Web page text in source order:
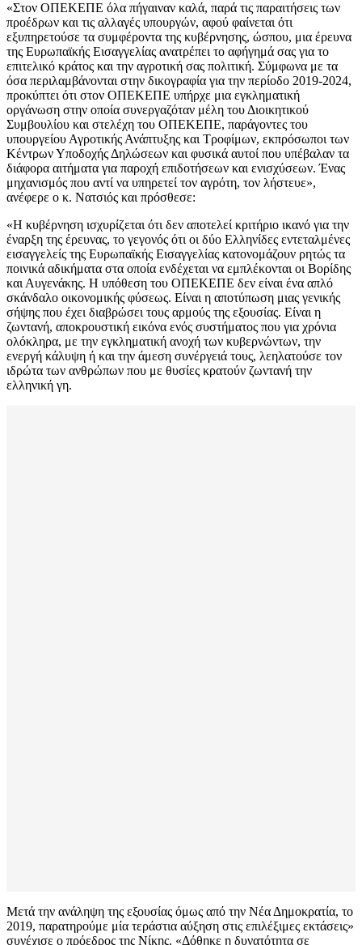
«Στον ΟΠΕΚΕΠΕ όλα πήγαιναν καλά, παρά τις παραιτήσεις των
προέδρων και τις αλλαγές υπουργών, αφού φαίνεται ότι
εξυπηρετούσε τα συμφέροντα της κυβέρνησης, ώσπου, μια έρευνα
της Ευρωπαϊκής Εισαγγελίας ανατρέπει το αφήγημά σας για το
επιτελικό κράτος και την αγροτική σας πολιτική. Σύμφωνα με τα
όσα περιλαμβάνονται στην δικογραφία για την περίοδο 2019-2024,
προκύπτει ότι στον ΟΠΕΚΕΠΕ υπήρχε μια εγκληματική
οργάνωση στην οποία συνεργαζόταν μέλη του Διοικητικού
Συμβουλίου και στελέχη του ΟΠΕΚΕΠΕ, παράγοντες του
υπουργείου Αγροτικής Ανάπτυξης και Τροφίμων, εκπρόσωποι των
Κέντρων Υποδοχής Δηλώσεων και φυσικά αυτοί που υπέβαλαν τα
διάφορα αιτήματα για παροχή επιδοτήσεων και ενισχύσεων. Ένας
μηχανισμός που αντί να υπηρετεί τον αγρότη, τον λήστευε»,
ανέφερε ο κ. Νατσιός και πρόσθεσε:
«Η κυβέρνηση ισχυρίζεται ότι δεν αποτελεί κριτήριο ικανό για την
έναρξη της έρευνας, το γεγονός ότι οι δύο Ελληνίδες εντεταλμένες
εισαγγελείς της Ευρωπαϊκής Εισαγγελίας κατονομάζουν ρητώς τα
ποινικά αδικήματα στα οποία ενδέχεται να εμπλέκονται οι Βορίδης
και Αυγενάκης. Η υπόθεση του ΟΠΕΚΕΠΕ δεν είναι ένα απλό
σκάνδαλο οικονομικής φύσεως. Είναι η αποτύπωση μιας γενικής
σήψης που έχει διαβρώσει τους αρμούς της εξουσίας. Είναι η
ζωντανή, αποκρουστική εικόνα ενός συστήματος που για χρόνια
ολόκληρα, με την εγκληματική ανοχή των κυβερνώντων, την
ενεργή κάλυψη ή και την άμεση συνέργειά τους, λεηλατούσε τον
ιδρώτα των ανθρώπων που με θυσίες κρατούν ζωντανή την
ελληνική γη.
Μετά την ανάληψη της εξουσίας όμως από την Νέα Δημοκρατία, το
2019, παρατηρούμε μία τεράστια αύξηση στις επιλέξιμες εκτάσεις»
συνέχισε ο πρόεδρος της Νίκης. «Δόθηκε η δυνατότητα σε